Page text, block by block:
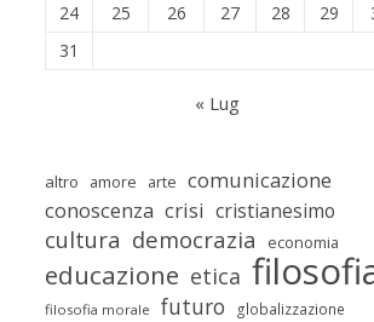
24
25 26 27 28 29
31
« Lug
altro amore arte comunicazione
conoscenza crisi cristianesimo
cultura democrazia economia
educazione etica
filosofia morale futuro globalizzazione